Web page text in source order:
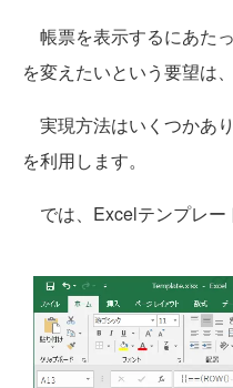
帳票を表示するにあた
を変えたいという要望は
実現方法はいくつかあ
を利用します。
では、Excelテンプレー